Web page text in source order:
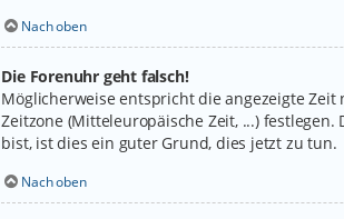
Nach oben
Die Forenuhr geht falsch!
Möglicherweise entspricht die angezeigte
Zeitzone (Mitteleuropäische Zeit, ...)
bist, ist dies ein guter Grund, dies jetzt zu tun.
Nach oben